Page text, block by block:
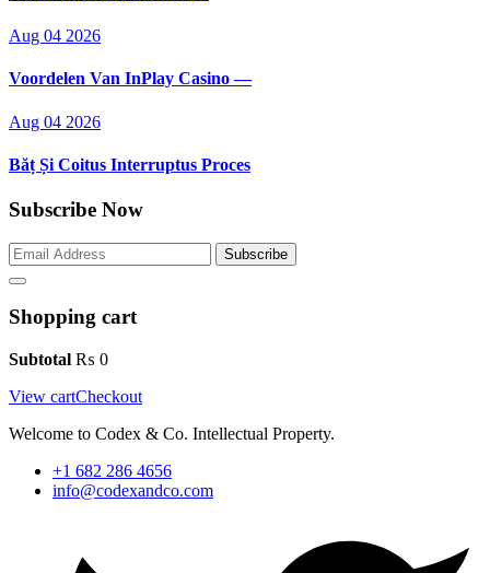
Aug 04 2026
Voordelen Van InPlay Casino —
Aug 04 2026
Băț Și Coitus Interruptus Proces
Subscribe Now
Subscribe
Shopping cart
Subtotal ₨ 0
View cartCheckout
Welcome to Codex & Co. Intellectual Property.
+1 682 286 4656
info@codexandco.com